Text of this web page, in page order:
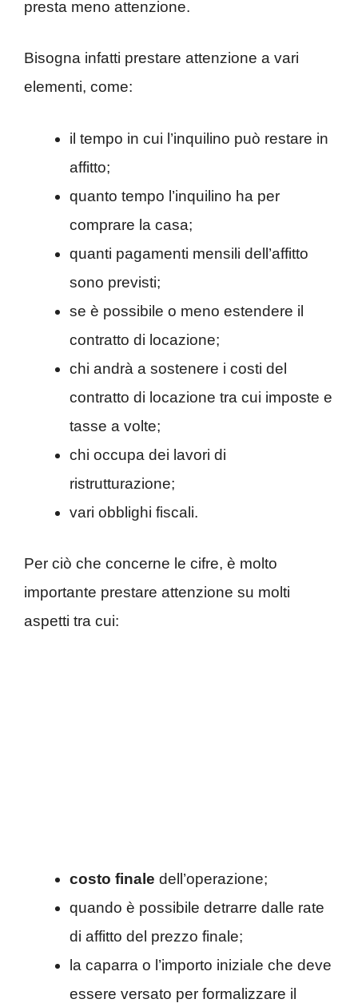
presta meno attenzione.
Bisogna infatti prestare attenzione a vari
elementi, come:
il tempo in cui l’inquilino può restare in
affitto;
quanto tempo l’inquilino ha per
comprare la casa;
quanti pagamenti mensili dell’affitto
sono previsti;
se è possibile o meno estendere il
contratto di locazione;
chi andrà a sostenere i costi del
contratto di locazione tra cui imposte e
tasse a volte;
chi occupa dei lavori di
ristrutturazione;
vari obblighi fiscali.
Per ciò che concerne le cifre, è molto
importante prestare attenzione su molti
aspetti tra cui:
costo finale dell’operazione;
quando è possibile detrarre dalle rate
di affitto del prezzo finale;
la caparra o l’importo iniziale che deve
essere versato per formalizzare il